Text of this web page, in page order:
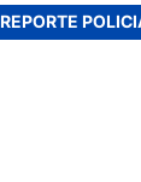
REPORTE